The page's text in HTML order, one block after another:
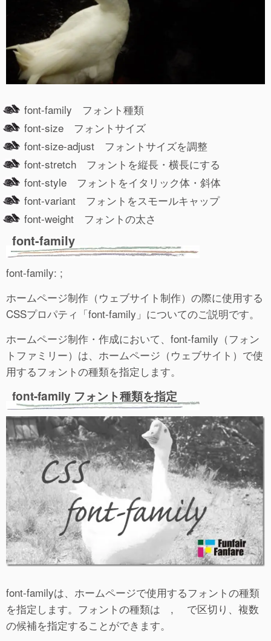
font-family フォント種類
font-size フォントサイズ
font-size-adjust フォントサイズを調整
font-stretch フォントを縦長・横長にする
font-style フォントをイタリック体・斜体
font-variant フォントをスモールキャップ
font-weight フォントの太さ
font-family
font-family: ;
ホームページ制作（ウェブサイト制作）の際に使用する
CSSプロパティ「font-family」についてのご説明です。
ホームページ制作・作成において、font-family（フォン
トファミリー）は、ホームページ（ウェブサイト）で使
用するフォントの種類を指定します。
font-family フォント種類を指定
font-familyは、ホームページで使用するフォントの種類
を指定します。フォントの種類は , で区切り、複数
の候補を指定することができます。